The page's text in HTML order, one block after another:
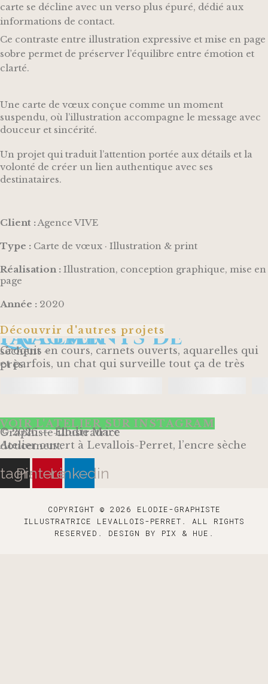
carte se décline avec un verso plus épuré, dédié aux
informations de contact.
Ce contraste entre illustration expressive et mise en page
sobre permet de préserver l’équilibre entre émotion et
clarté.
Une carte de vœux conçue comme un moment
suspendu, où l’illustration accompagne le message avec
douceur et sincérité.
Un projet qui traduit l’attention portée aux détails et la
volonté de créer un lien authentique avec ses
destinataires.
Client :Agence VIVE
Type : Carte de vœux · Illustration & print
Réalisation : Illustration, conception graphique, mise en
page
Année : 2020
Découvrir d'autres projets
Fragments de L'Atelier
Croquis en cours, carnets ouverts, aquarelles qui sèchent –
et parfois, un chat qui surveille tout ça de très près.
VOIR L'ATELIER SUR INSTAGRAM
© 2026 — Élodie Marc
Graphiste-illustratrice
Atelier ouvert à Levallois-Perret, l’encre sèche doucement.
PinterestLinkedin
COPYRIGHT © 2026 ELODIE-GRAPHISTE
ILLUSTRATRICE LEVALLOIS-PERRET. ALL RIGHTS
RESERVED. DESIGN BY PIX & HUE.